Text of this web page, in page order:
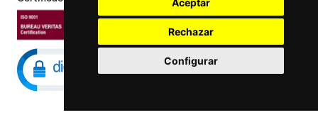
Aceptar
Rechazar
Configurar